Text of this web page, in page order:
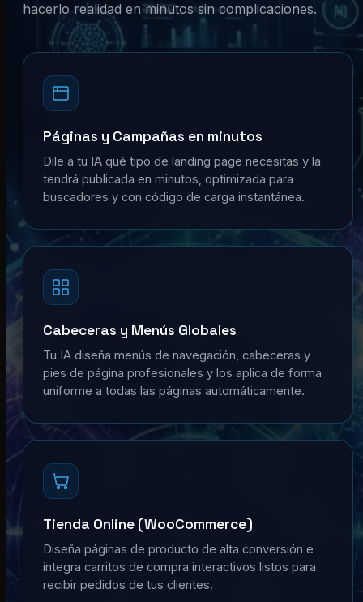
hacerlo realidad en minutos sin complicaciones.
Páginas y Campañas en minutos
Dile a tu IA qué tipo de landing page necesitas y la
tendrá publicada en minutos, optimizada para
buscadores y con código de carga instantánea.
Cabeceras y Menús Globales
Tu IA diseña menús de navegación, cabeceras y
pies de página profesionales y los aplica de forma
uniforme a todas las páginas automáticamente.
Tienda Online (WooCommerce)
Diseña páginas de producto de alta conversión e
integra carritos de compra interactivos listos para
recibir pedidos de tus clientes.